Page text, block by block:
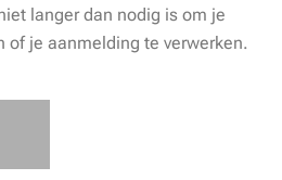
langer dan nodig is om je
of je aanmelding te verwerken.